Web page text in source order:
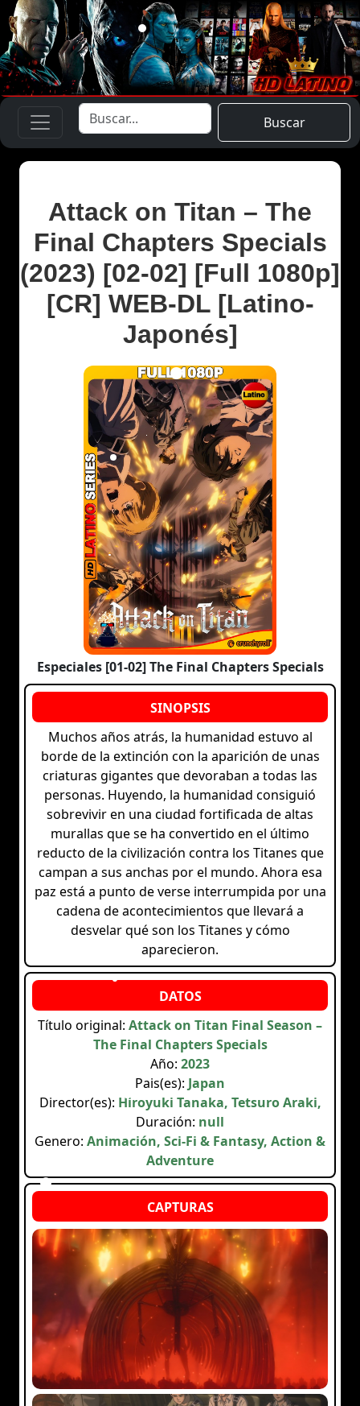
Buscar
Attack on Titan – The
Final Chapters Specials
(2023) [02-02] [Full 1080p]
[CR] WEB-DL [Latino-
Japonés]
Especiales [01-02] The Final Chapters Specials
Muchos años atrás, la humanidad estuvo al
borde de la extinción con la aparición de unas
criaturas gigantes que devoraban a todas las
personas. Huyendo, la humanidad consiguió
sobrevivir en una ciudad fortificada de altas
murallas que se ha convertido en el último
reducto de la civilización contra los Titanes que
campan a sus anchas por el mundo. Ahora esa
paz está a punto de verse interrumpida por una
cadena de acontecimientos que llevará a
desvelar qué son los Titanes y cómo
aparecieron.
Título original: Attack on Titan Final Season –
The Final Chapters Specials
Año: 2023
Pais(es): Japan
Director(es): Hiroyuki Tanaka, Tetsuro Araki,
Duración: null
Genero: Animación, Sci-Fi & Fantasy, Action &
Adventure